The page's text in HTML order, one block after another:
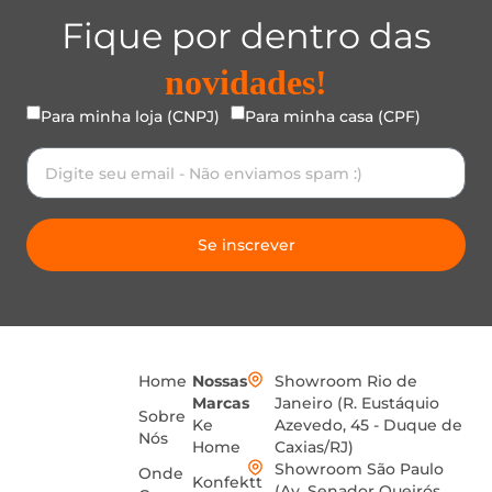
Fique por dentro das
novidades!
Para minha loja (CNPJ) Para minha casa (CPF)
Se inscrever
Home
Sobre
Nós
Onde
Nossas
Marcas
Ke
Home
Konfektt
Showroom Rio de
Janeiro (R. Eustáquio
Azevedo, 45 - Duque de
Caxias/RJ)
Showroom São Paulo